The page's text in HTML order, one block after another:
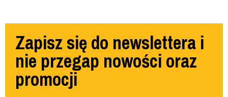
Zapisz się do newslettera i
nie przegap nowości oraz
promocji